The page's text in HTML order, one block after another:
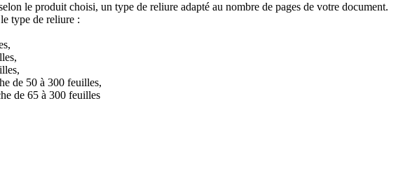
le produit choisi, un type de reliure adapté au nombre de pages de votre document.
type de reliure :
de 50 à 300 feuilles,
de 65 à 300 feuilles